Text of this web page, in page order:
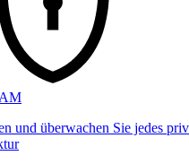
und überwachen Sie jedes